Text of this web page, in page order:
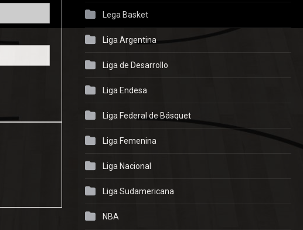
Lega Basket
Liga Argentina
Liga de Desarrollo
Liga Endesa
Liga Federal de Básquet
Liga Femenina
Liga Nacional
Liga Sudamericana
NBA